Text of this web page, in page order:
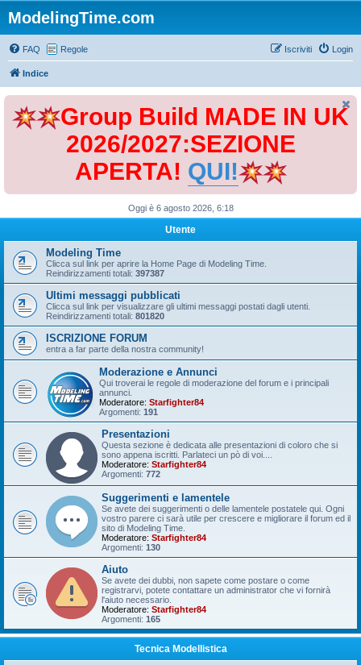
ModelingTime.com
FAQ Regole Login
Iscriviti
Indice
Group Build MADE IN UK
2026/2027:SEZIONE
APERTA! QUI!
Oggi è 6 agosto 2026, 6:18
Utente
Modeling Time
Clicca sul link per aprire la Home Page di Modeling Time.
Reindirizzamenti totali: 397387
Ultimi messaggi pubblicati
Clicca sul link per visualizzare gli ultimi messaggi postati dagli utenti.
Reindirizzamenti totali: 801820
ISCRIZIONE FORUM
entra a far parte della nostra community!
Moderazione e Annunci
Qui troverai le regole di moderazione del forum e i principali
annunci.
Moderatore: Starfighter84
Argomenti: 191
Presentazioni
Questa sezione è dedicata alle presentazioni di coloro che si
sono appena iscritti. Parlateci un pò di voi....
Moderatore: Starfighter84
Argomenti: 772
Suggerimenti e lamentele
Se avete dei suggerimenti o delle lamentele postatele qui. Ogni
vostro parere ci sarà utile per crescere e migliorare il forum ed il
sito di Modeling Time.
Moderatore: Starfighter84
Argomenti: 130
Aiuto
Se avete dei dubbi, non sapete come postare o come
registrarvi, potete contattare un administrator che vi fornirà
l'aiuto necessario.
Moderatore: Starfighter84
Argomenti: 165
Tecnica Modellistica